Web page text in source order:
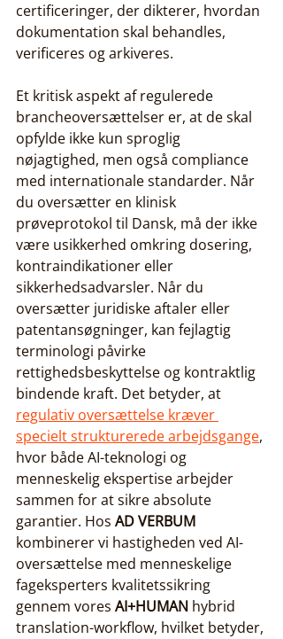
certificeringer, der dikterer, hvordan
dokumentation skal behandles,
verificeres og arkiveres.
Et kritisk aspekt af regulerede
brancheoversættelser er, at de skal
opfylde ikke kun sproglig
nøjagtighed, men også compliance
med internationale standarder. Når
du oversætter en klinisk
prøveprotokol til Dansk, må der ikke
være usikkerhed omkring dosering,
kontraindikationer eller
sikkerhedsadvarsler. Når du
oversætter juridiske aftaler eller
patentansøgninger, kan fejlagtig
terminologi påvirke
rettighedsbeskyttelse og kontraktlig
bindende kraft. Det betyder, at
regulativ oversættelse kræver
specielt strukturerede arbejdsgange,
hvor både AI-teknologi og
menneskelig ekspertise arbejder
sammen for at sikre absolute
garantier. Hos AD VERBUM
kombinerer vi hastigheden ved AI-
oversættelse med menneskelige
fageksperters kvalitetssikring
gennem vores AI+HUMAN hybrid
translation-workflow, hvilket betyder,